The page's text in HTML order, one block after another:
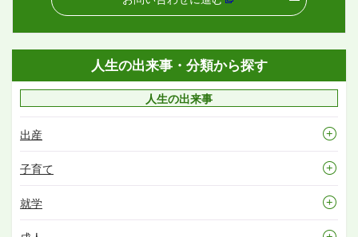
人生の出来事・分類から探す
人生の出来事
出産
子育て
就学